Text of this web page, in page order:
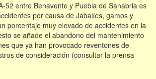
52 entre Benavente y Puebla de Sanabria es
por causa de Jabalíes, gamos y
porcentaje muy elevado de accidentes en la
se añade el abandono del mantenimiento
que ya han provocado reventones de
de consideración (consultar la prensa